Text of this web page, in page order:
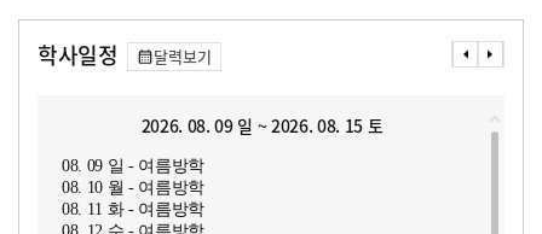
학사일정 달력보기
2026. 08. 09 일 ~ 2026. 08. 15 토
08. 09 일 - 여름방학
08. 10 월 - 여름방학
08. 11 화 - 여름방학